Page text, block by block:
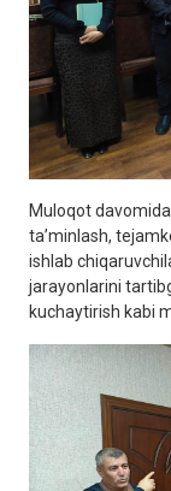
Muloqot
ta’minlash,
ishlab
jarayonlarini
kuchaytirish kabi